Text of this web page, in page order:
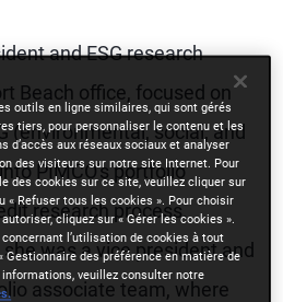
and ESG research
Beach office, focused on
(environmental, social, and
PIMCO's portfolio
research process.
was a vice president and
associate team, where
outils en ligne similaires, qui sont gérés
tiers, pour personnaliser le contenu et les
d’accès aux réseaux sociaux et analyser
des visiteurs sur notre site Internet. Pour
des cookies sur ce site, veuillez cliquer sur
« Refuser tous les cookies ». Pour choisir
cliquez sur « Gérer les cookies ».
l’utilisation de cookies à tout
Gestionnaire des préférence en matière de
veuillez consulter notre